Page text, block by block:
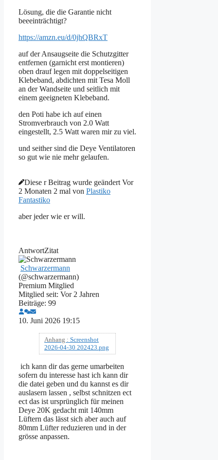
Lösung, die die Garantie nicht
beeeinträchtigt?
https://amzn.eu/d/0jhQBRxT
auf der Ansaugseite die Schutzgitter
entfernen (garnicht erst montieren)
oben drauf legen mit doppelseitigen
Klebeband, abdichten mit Tesa Moll
an der Wandseite und seitlich mit
einem geeigneten Klebeband.
den Poti habe ich auf einen
Stromverbrauch von 2.0 Watt
eingestellt, 2.5 Watt waren mir zu viel.
und seither sind die Deye Ventilatoren
so gut wie nie mehr gelaufen.
Diese r Beitrag wurde geändert Vor
2 Monaten 2 mal von Plastiko
Fantastiko
aber jeder wie er will.
AntwortZitat
Schwarzermann
(@schwarzermann)
Premium Mitglied
Mitglied seit: Vor 2 Jahren
Beiträge: 99
10. Juni 2026 19:15
Anhang : Screenshot
2026-04-30 202423.png
ich kann dir das gerne umarbeiten
sofern du interesse hast ich kann dir
die datei geben und du kannst es dir
auslasern lassen , selbst schnitzen ect
ect das ist ursprünglich für meinen
Deye 20K gedacht mit 140mm
Lüftern das lässt sich aber auch auf
80mm Lüfter reduzieren und in der
grösse anpassen.